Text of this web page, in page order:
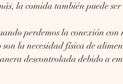
la comida también puede
perdemos la conexión con
son la necesidad física de
descontrolada debido a